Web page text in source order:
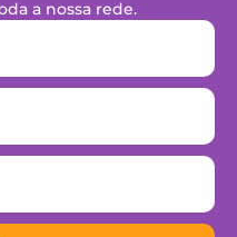
a nossa rede.